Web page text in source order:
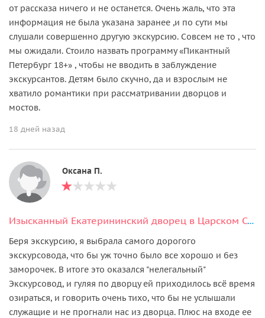
от рассказа ничего и не останется. Очень жаль, что эта
информация не была указана заранее ,и по сути мы
слушали совершенно другую экскурсию. Совсем не то , что
мы ожидали. Стоило назвать программу «Пикантный
Петербург 18+» , чтобы не вводить в заблуждение
экскурсантов. Детям было скучно, да и взрослым не
хватило романтики при рассматривании дворцов и
мостов.
18 дней назад
Оксана П.
Изысканный Екатерининский дворец в Царском Селе (Янтарная комната)
Беря экскурсию, я выбрала самого дорогого
экскурсовода, что бы уж точно было все хорошо и без
заморочек. В итоге это оказался "нелегальный"
Экскурсовод, и гуляя по дворцу ей приходилось всë время
озираться, и говорить очень тихо, что бы не услышали
служащие и не прогнали нас из дворца. Плюс на входе ее